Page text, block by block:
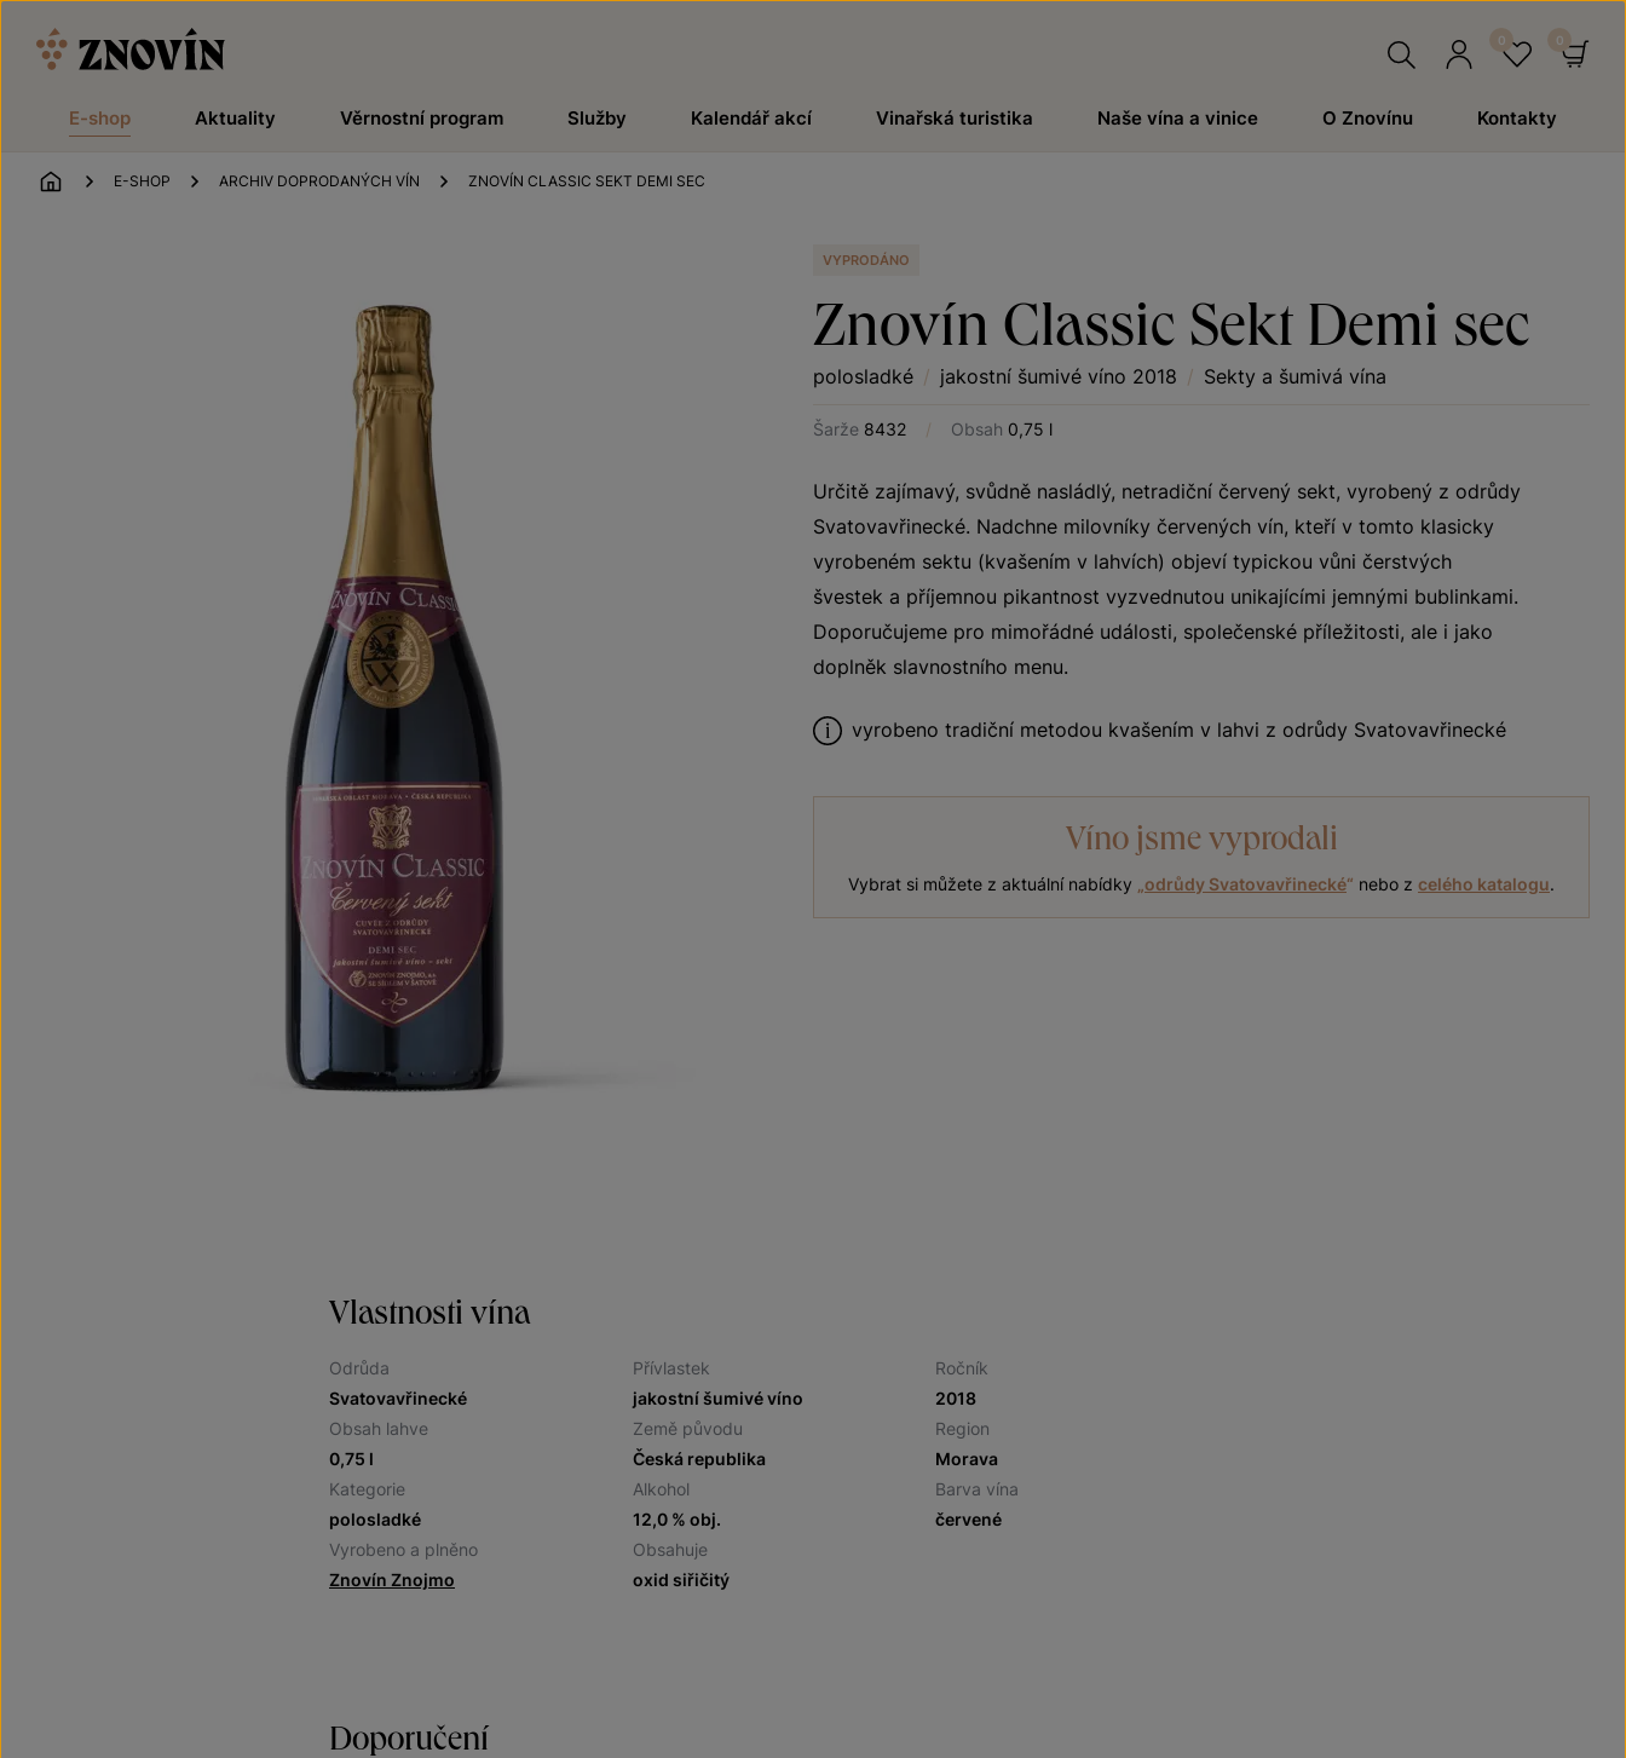
E-shop Aktuality Věrnostní program Služby Kalendář akcí Vinařská turistika Naše vína a vinice O Znovínu Kontakty
ÚVOD
E-SHOP ARCHIV DOPRODANÝCH VÍN ZNOVÍN CLASSIC SEKT DEMI SEC
VYPRODÁNO
Znovín Classic Sekt Demi sec
polosladké / jakostní šumivé víno 2018 / Sekty a šumivá vína
Šarže 8432 / Obsah 0,75 l
Určitě zajímavý, svůdně nasládlý, netradiční červený sekt, vyrobený z odrůdy
Svatovavřinecké. Nadchne milovníky červených vín, kteří v tomto klasicky
vyrobeném sektu (kvašením v lahvích) objeví typickou vůni čerstvých
švestek a příjemnou pikantnost vyzvednutou unikajícími jemnými bublinkami.
Doporučujeme pro mimořádné události, společenské příležitosti, ale i jako
doplněk slavnostního menu.
vyrobeno tradiční metodou kvašením v lahvi z odrůdy Svatovavřinecké
Víno jsme vyprodali
Vybrat si můžete z aktuální nabídky odrůdy Svatovavřinecké“ nebo z celého katalogu.
Vlastnosti vína
Odrůda
Svatovavřinecké
Přívlastek
jakostní šumivé víno
Ročník
2018
Obsah lahve
0,75 l
Země původu
Česká republika
Region
Morava
Kategorie
polosladké
Alkohol
12,0 % obj.
Barva vína
červené
Vyrobeno a plněno
Znovín Znojmo
Obsahuje
oxid siřičitý
Doporučení